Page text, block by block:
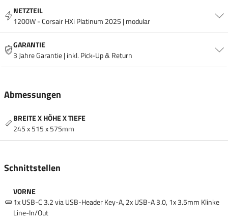
NETZTEIL
1200W - Corsair HXi Platinum 2025 | modular
GARANTIE
3 Jahre Garantie | inkl. Pick-Up & Return
Abmessungen
BREITE X HÖHE X TIEFE
245 x 515 x 575mm
Schnittstellen
VORNE
1x USB-C 3.2 via USB-Header Key-A, 2x USB-A 3.0, 1x 3.5mm Klinke
Line-In/​Out